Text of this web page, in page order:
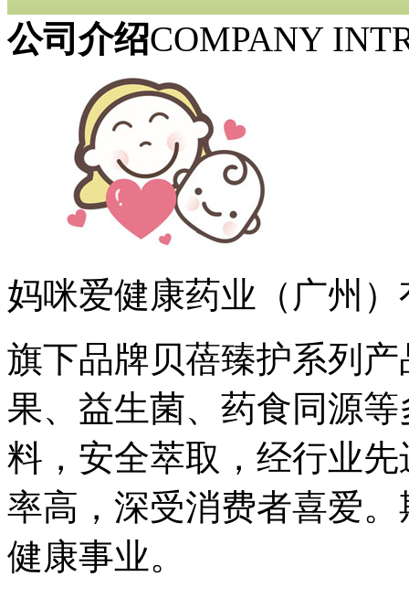
公司介绍COMPANY
妈咪爱健康药业（广州
旗下品牌贝蓓臻护系列
果、益生菌、药食同源
料，安全萃取，经行业
率高，深受消费者喜爱
健康事业。